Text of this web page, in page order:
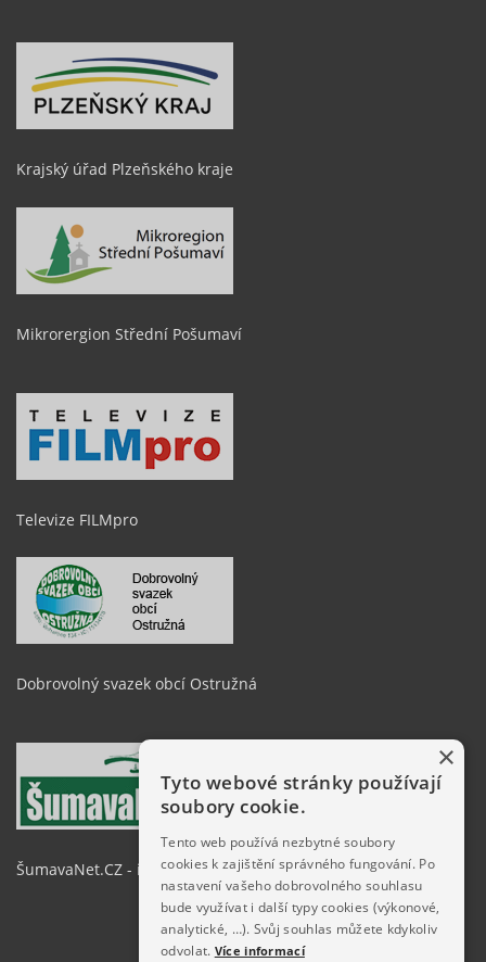
Krajský úřad Plzeňského kraje
Mikrorergion Střední Pošumaví
Televize FILMpro
Dobrovolný svazek obcí Ostružná
ŠumavaNet.CZ - informace o regionu
×
Tyto webové stránky používají
soubory cookie.
Tento web používá nezbytné soubory
cookies k zajištění správného fungování. Po
nastavení vašeho dobrovolného souhlasu
bude využívat i další typy cookies (výkonové,
analytické, …). Svůj souhlas můžete kdykoliv
odvolat. Více informací